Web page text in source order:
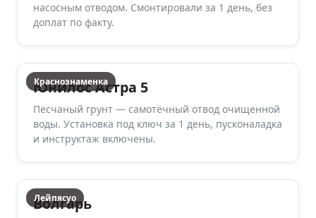
насосным отводом. Смонтировали за 1 день, без
доплат по факту.
Краснознаменка
Юнилос Астра 5
Песчаный грунт — самотёчный отвод очищенной
воды. Установка под ключ за 1 день, пусконаладка
и инструктаж включены.
Лейпясуо
Волгарь